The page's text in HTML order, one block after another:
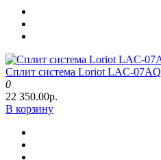
Сплит система Loriot LAC-07AQ
0
22 350.00р.
В корзину